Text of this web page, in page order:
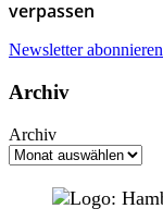
verpassen
Newsletter abonnieren
Archiv
Archiv